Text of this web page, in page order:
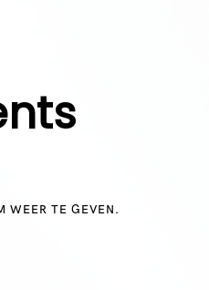
WEER TE GEVEN.